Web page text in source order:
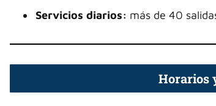
Servicios diarios: más de 40
Horarios